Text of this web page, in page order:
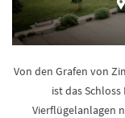
Von den Grafen von
ist das
Vierflügelanlagen